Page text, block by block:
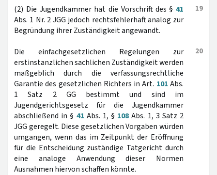
19
(2) Die Jugendkammer hat die Vorschrift des § 41
Abs. 1 Nr. 2 JGG jedoch rechtsfehlerhaft analog zur
Begründung ihrer Zuständigkeit angewandt.
20
Die einfachgesetzlichen Regelungen zur
erstinstanzlichen sachlichen Zuständigkeit werden
maßgeblich durch die verfassungsrechtliche
Garantie des gesetzlichen Richters in Art. 101 Abs.
1 Satz 2 GG bestimmt und sind im
Jugendgerichtsgesetz für die Jugendkammer
abschließend in § 41 Abs. 1, § 108 Abs. 1, 3 Satz 2
JGG geregelt. Diese gesetzlichen Vorgaben würden
umgangen, wenn das im Zeitpunkt der Eröffnung
für die Entscheidung zuständige Tatgericht durch
eine analoge Anwendung dieser Normen
Ausnahmen hiervon schaffen könnte.